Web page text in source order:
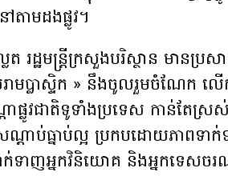
តាមដងផ្លូវ។
ដ្ឋមន្រ្តីក្រសួងបរិស្ថាន មានប្រស
សំរាមប្លាស្ទិក » នឹងចូលរួមចំណែក
ផ្លូវជាតិទូទាំងប្រទេស កាន់តែស្
តាប់ធ្នាប់ល្អ ប្រកបដោយភាពទ
ទាញអ្នកវិនិយោគ និងអ្នកទេសចរ